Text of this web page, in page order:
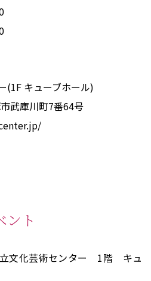
(1F キューブホール)
武庫川町7番64号
ント
文化芸術センター 1階 キュ